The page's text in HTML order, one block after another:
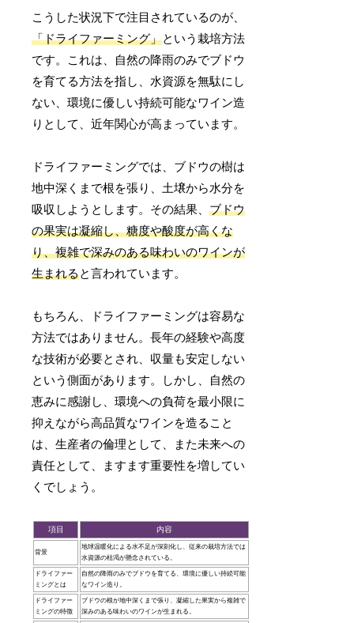
こうした状況下で注目されているのが、
「ドライファーミング」という栽培方法
です。これは、自然の降雨のみでブドウ
を育てる方法を指し、水資源を無駄にし
ない、環境に優しい持続可能なワイン造
りとして、近年関心が高まっています。
ドライファーミングでは、ブドウの樹は
地中深くまで根を張り、土壌から水分を
吸収しようとします。その結果、ブドウ
の果実は凝縮し、糖度や酸度が高くな
り、複雑で深みのある味わいのワインが
生まれると言われています。
もちろん、ドライファーミングは容易な
方法ではありません。長年の経験や高度
な技術が必要とされ、収量も安定しない
という側面があります。しかし、自然の
恵みに感謝し、環境への負荷を最小限に
抑えながら高品質なワインを造ること
は、生産者の倫理として、また未来への
責任として、ますます重要性を増してい
くでしょう。
項目 内容
背景
地球温暖化による水不足が深刻化し、従来の栽培方法では
水資源の枯渇が懸念されている。
ドライファー
ミングとは
自然の降雨のみでブドウを育てる、環境に優しい持続可能
なワイン造り。
ドライファー
ミングの特徴
ブドウの根が地中深くまで張り、凝縮した果実から複雑で
深みのある味わいのワインが生まれる。